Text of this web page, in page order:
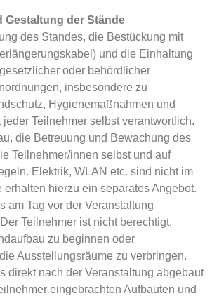
Gestaltung der Stände
des Standes, die Bestückung mit
und die Einhaltung
oder behördlicher
insbesondere zu
Hygienemaßnahmen und
Teilnehmer selbst verantwortlich.
die Betreuung und Bewachung des
Teilnehmer/innen selbst und auf
Elektrik, WLAN etc. sind nicht im
erhalten hierzu ein separates Angebot.
am Tag vor der Veranstaltung
Teilnehmer ist nicht berechtigt,
zu beginnen oder
Ausstellungsräume zu verbringen.
direkt nach der Veranstaltung abgebaut
eingebrachten Aufbauten und